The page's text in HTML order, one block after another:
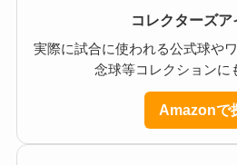
コレクターズア
実際に試合に使われる公式球や
念球等コレクションに
Amazonで